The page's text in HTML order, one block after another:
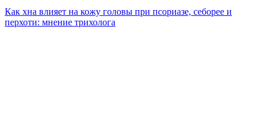
Как хна влияет на кожу головы при псориазе, себорее и
перхоти: мнение трихолога